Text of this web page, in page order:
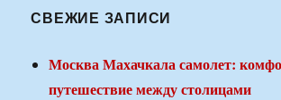
СВЕЖИЕ ЗАПИСИ
Москва Махачкала самолет:
путешествие между столицами